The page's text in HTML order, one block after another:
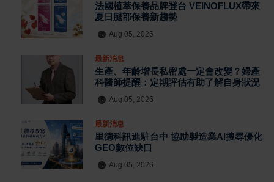
法國植萃保養品牌登台 VEINOFLUX帶來
夏日腿部保養新趨勢
Aug 05, 2026
最新消息
生產、年齡增長私密處一定會改變？婦產
科醫師提醒：定期評估有助了解自身狀況
Aug 05, 2026
最新消息
里德科訊進駐台中 協助製造業AI搜尋優化
GEO數位缺口
Aug 05, 2026